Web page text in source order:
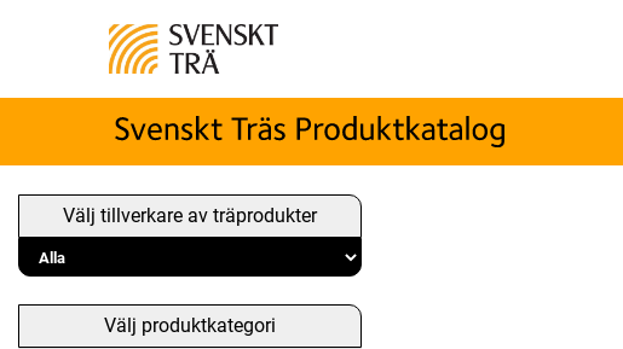
Välj tillverkare av träprodukter
Välj produktkategori